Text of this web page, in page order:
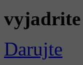
vyjadrite
Darujte